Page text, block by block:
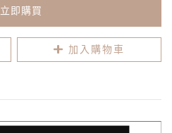
立即購買
加入購物車